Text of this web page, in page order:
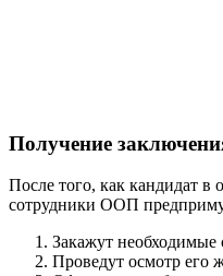
Получение
После того, как кандидат в
сотрудники ООП
Закажут необходимые
Проведут осмотр его